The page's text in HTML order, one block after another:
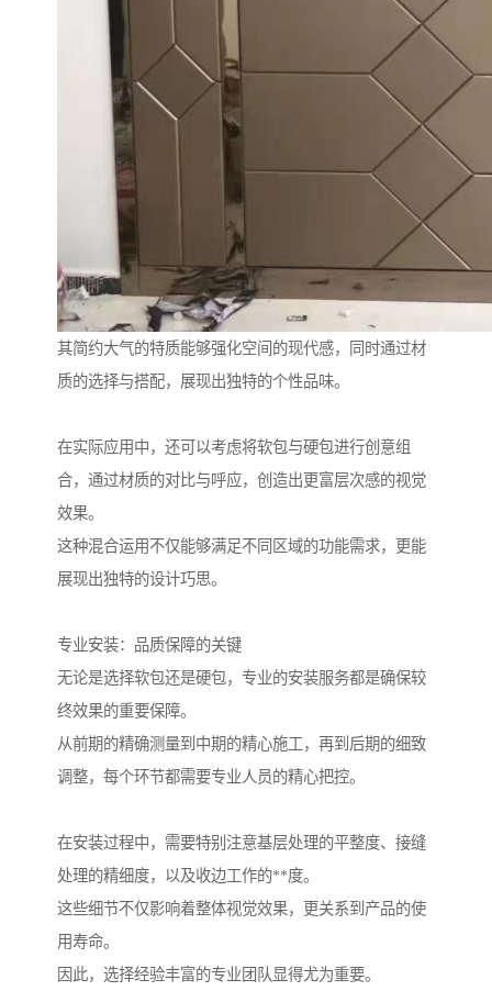
其简约大气的特质能够强化空间的现代感，同时通过材
质的选择与搭配，展现出独特的个性品味。
在实际应用中，还可以考虑将软包与硬包进行创意组
合，通过材质的对比与呼应，创造出更富层次感的视觉
效果。
这种混合运用不仅能够满足不同区域的功能需求，更能
展现出独特的设计巧思。
专业安装：品质保障的关键
无论是选择软包还是硬包，专业的安装服务都是确保较
终效果的重要保障。
从前期的精确测量到中期的精心施工，再到后期的细致
调整，每个环节都需要专业人员的精心把控。
在安装过程中，需要特别注意基层处理的平整度、接缝
处理的精细度，以及收边工作的**度。
这些细节不仅影响着整体视觉效果，更关系到产品的使
用寿命。
因此，选择经验丰富的专业团队显得尤为重要。